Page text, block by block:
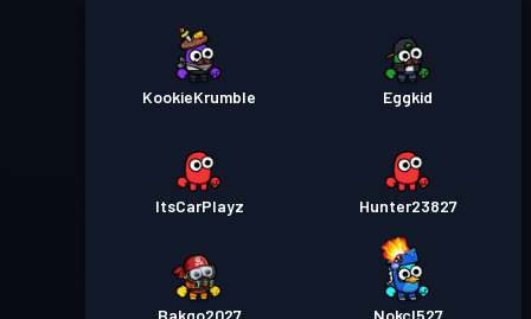
KookieKrumble Eggkid
ItsCarPlayz Hunter23827
Bakgo2027 Nokcl527